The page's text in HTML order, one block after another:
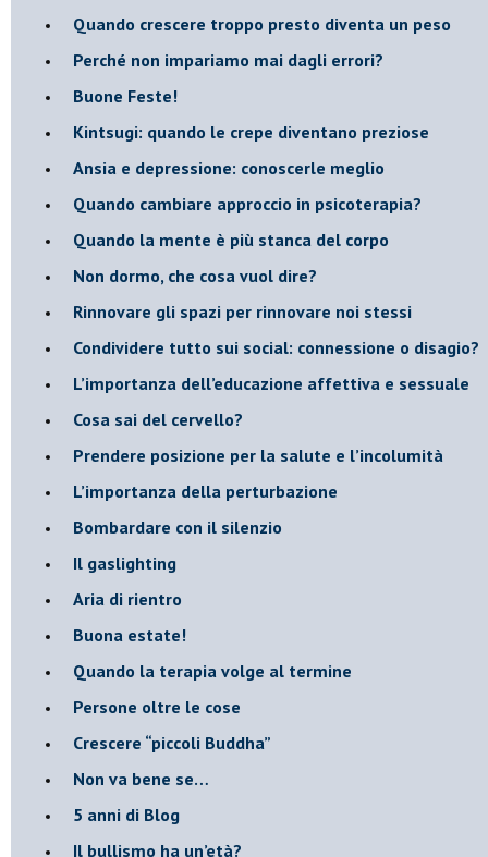
​Quando crescere troppo presto diventa un peso
​Perché non impariamo mai dagli errori?
​Buone Feste!
​Kintsugi: quando le crepe diventano preziose
Ansia e depressione: conoscerle meglio
Quando cambiare approccio in psicoterapia?
​Quando la mente è più stanca del corpo
Non dormo, che cosa vuol dire?
​Rinnovare gli spazi per rinnovare noi stessi
​Condividere tutto sui social: connessione o disagio?
​L’importanza dell’educazione affettiva e sessuale
​Cosa sai del cervello?
Prendere posizione per la salute e l’incolumità
L’importanza della perturbazione
​Bombardare con il silenzio
Il gaslighting
Aria di rientro
Buona estate!
​Quando la terapia volge al termine
​Persone oltre le cose
​Crescere “piccoli Buddha”
Non va bene se…
​5 anni di Blog
​Il bullismo ha un’età?